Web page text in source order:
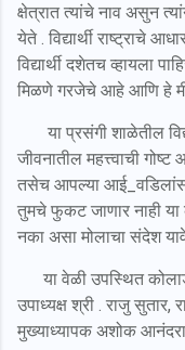
क्षेत्रात त्यांचे नाव असुन
येते . विद्यार्थी राष्ट्राचे
विद्यार्थी दशेतच व्हायला
मिळणे गरजेचे आहे आणि हे
या प्रसंगी शाळेतील
जीवनातील महत्त्वाची
तसेच आपल्या
तुमचे फुकट जाणार नाही
नका असा मोलाचा संदेश
या वेळी उपस्थित
उपाध्यक्ष श्री . राजु
मुख्याध्यापक अशोक